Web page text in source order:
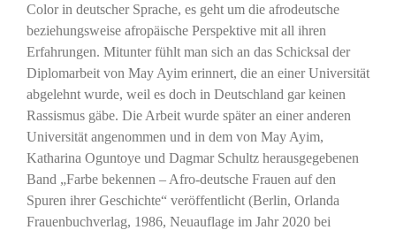
Color in deutscher Sprache, es geht um die afrodeutsche
beziehungsweise afropäische Perspektive mit all ihren
Erfahrungen. Mitunter fühlt man sich an das Schicksal der
Diplomarbeit von May Ayim erinnert, die an einer Universität
abgelehnt wurde, weil es doch in Deutschland gar keinen
Rassismus gäbe. Die Arbeit wurde später an einer anderen
Universität angenommen und in dem von May Ayim,
Katharina Oguntoye und Dagmar Schultz herausgegebenen
Band „Farbe bekennen – Afro-deutsche Frauen auf den
Spuren ihrer Geschichte“ veröffentlicht (Berlin, Orlanda
Frauenbuchverlag, 1986, Neuauflage im Jahr 2020 bei